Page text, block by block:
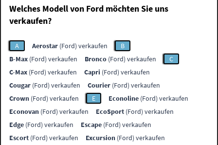
Welches Modell von Ford möchten Sie uns
verkaufen?
A Aerostar (Ford) verkaufen
B
B-Max (Ford) verkaufen Bronco (Ford) verkaufen
C
C-Max (Ford) verkaufen Capri (Ford) verkaufen
Cougar (Ford) verkaufen Courier (Ford) verkaufen
Crown (Ford) verkaufen E Econoline (Ford) verkaufen
Econovan (Ford) verkaufen EcoSport (Ford) verkaufen
Edge (Ford) verkaufen Escape (Ford) verkaufen
Escort (Ford) verkaufen Excursion (Ford) verkaufen